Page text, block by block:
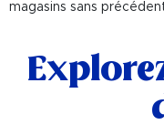
magasins sans